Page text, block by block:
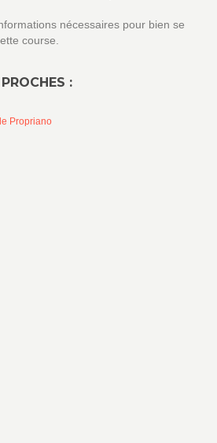
nécessaires pour bien se
course.
:
Propriano